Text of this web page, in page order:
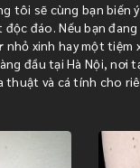
tôi sẽ cùng bạn biến
đáo. Nếu bạn
nhỏ xinh hay một
đầu tại Hà Nội, nơi
thuật và cá tính cho